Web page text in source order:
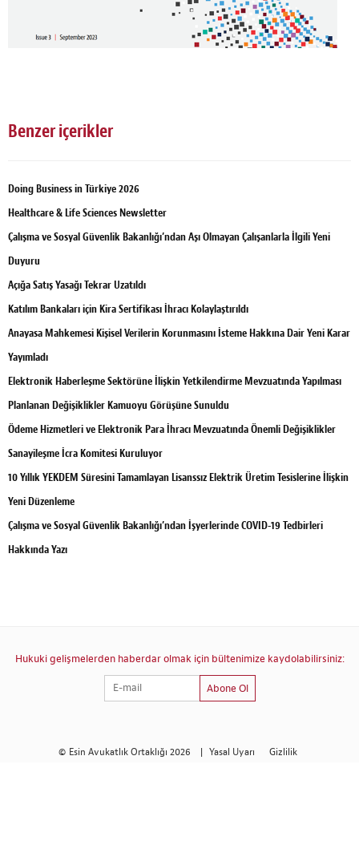
Benzer içerikler
Doing Business in Türkiye 2026
Healthcare & Life Sciences Newsletter
Çalışma ve Sosyal Güvenlik Bakanlığı’ndan Aşı Olmayan Çalışanlarla İlgili Yeni
Duyuru
Açığa Satış Yasağı Tekrar Uzatıldı
Katılım Bankaları için Kira Sertifikası İhracı Kolaylaştırıldı
Anayasa Mahkemesi Kişisel Verilerin Korunmasını İsteme Hakkına Dair Yeni Karar
Yayımladı
Elektronik Haberleşme Sektörüne İlişkin Yetkilendirme Mevzuatında Yapılması
Planlanan Değişiklikler Kamuoyu Görüşüne Sunuldu
Ödeme Hizmetleri ve Elektronik Para İhracı Mevzuatında Önemli Değişiklikler
Sanayileşme İcra Komitesi Kuruluyor
10 Yıllık YEKDEM Süresini Tamamlayan Lisanssız Elektrik Üretim Tesislerine İlişkin
Yeni Düzenleme
Çalışma ve Sosyal Güvenlik Bakanlığı’ndan İşyerlerinde COVID-19 Tedbirleri
Hakkında Yazı
Hukuki gelişmelerden haberdar olmak için bültenimize kaydolabilirsiniz:
Abone Ol
© Esin Avukatlık Ortaklığı 2026 | Yasal Uyarı Gizlilik